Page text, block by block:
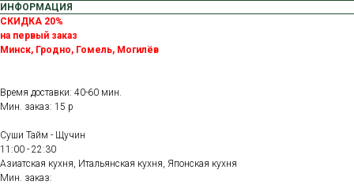
ИНФОРМАЦИЯ
СКИДКА 20%
на первый заказ
Минск, Гродно, Гомель, Могилёв
Время доставки: 40-60 мин.
Мин. заказ: 15 р
Суши Тайм - Щучин
11:00 - 22:30
Азиатская кухня, Итальянская кухня, Японская кухня
Мин. заказ: